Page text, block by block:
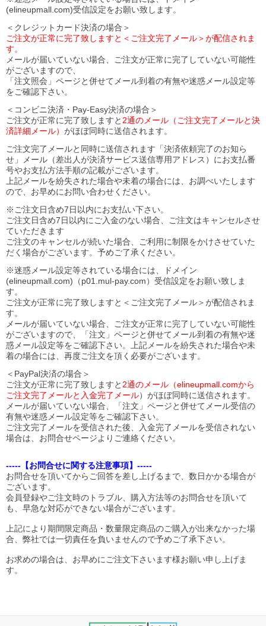
(elineupmall.com)受信設定をお願い致します。
＜クレジットカード決済の場合＞
ご注文が正常に完了致しますと＜ご注文完了メール＞が配信されま
す。
メールが届いていない場合、ご注文が正常に完了していない可能性
がございますので、
「注文照会」ページと併せてメール到着の有無や迷惑メール設定等
をご確認下さい。
＜コンビニ決済・Pay-Easy決済の場合＞
ご注文が正常に完了致しますと 2通のメール（ご注文完了メールと決
済詳細メール） がほぼ同時に送信されます。
ご注文完了メールと同時に送信されます「決済依頼完了のお知ら
せ」メール（差出人が決済サービス送信専用アドレス）にお支払番
号やお支払方法手順の記載がございます。
上記メールを紛失された場合や未着の場合には、お調べいたします
ので、お早めにお問い合わせください。
※ご注文日含め7日以内にお支払い下さい。
ご注文日含め7日以内にご入金のない場合、ご注文はキャンセルさせ
ていただきます
ご注文のキャンセルが続いた場合、ご利用に制限をかけさせていた
だく場合がございます。予めご了承ください。
※迷惑メール設定等されている場合には、ドメイン
(elineupmall.com)（p01.mul-pay.com）受信設定をお願い致しま
す。
ご注文が正常に完了致しますと＜ご注文完了メール＞が配信されま
す。
メールが届いていない場合、ご注文が正常に完了していない可能性
がございますので、「注文」ページと併せてメール到着の有無や迷
惑メール設定等をご確認下さい。
上記メールを紛失された場合や未
着の場合には、再度ご注文を頂く必要がございます。
＜PayPal決済の場合＞
ご注文が正常に完了致しますと 2通のメール（elineupmall.comから
ご注文完了メールと入金完了メール）がほぼ同時に送信されます。
メールが届いていない場合、「注文」ページと併せてメール受信の
有無や迷惑メール設定等をご確認下さい。
ご注文完了メールを受信された後、入金完了メールを受信されない
場合は、お問合せページよりご連絡ください。
-----【お問合せに関する注意事項】-----
お問合せを頂いてからご回答を差し上げるまで、数日かかる場合が
ございます。
会員登録やご注文時のトラブル、購入方法等のお問合せを頂いて
も、早急な対応ができない場合がございます。
上記により期間限定商品・数量限定商品のご購入が出来なかった場
合、弊社では一切責任を負いませんので予めご了承下さい。
お求めの場合は、お早めにご注文下さいます様お願い申し上げま
す。